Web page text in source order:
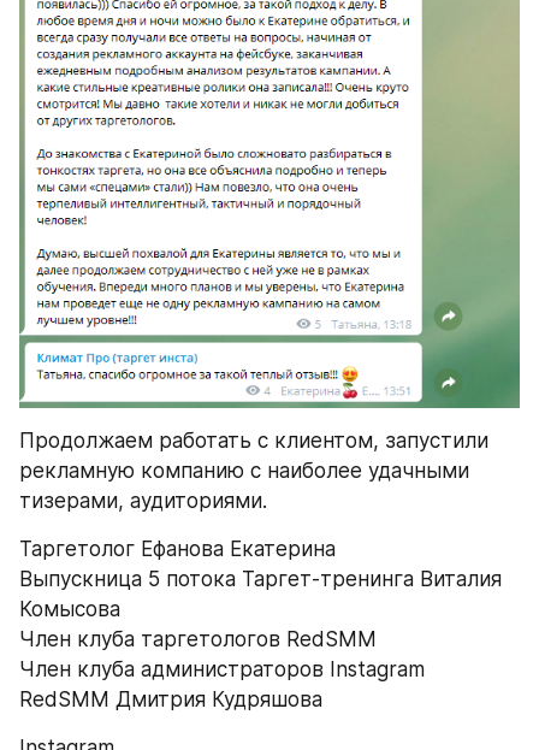
Продолжаем работать с клиентом, запустили
рекламную компанию с наиболее удачными
тизерами, аудиториями.
Таргетолог Ефанова Екатерина
Выпускница 5 потока Таргет-тренинга Виталия
Комысова
Член клуба таргетологов RedSMM
Член клуба администраторов Instagram
RedSMM Дмитрия Кудряшова